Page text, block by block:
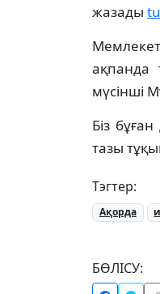
жазады
ақпанда
мүсінші
Біз
тазы
Тэгтер:
Ақорда
БӨЛІСУ: